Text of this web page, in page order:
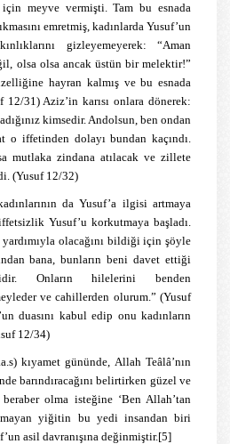
meyve vermişti. Tam bu esnada
emretmiş, kadınlarda Yusuf’un
gizleyemeyerek: “Aman
olsa olsa ancak üstün bir melektir!”
hayran kalmış ve bu esnada
31) Aziz’in karısı onlara dönerek:
kimsedir. Andolsun, ben ondan
o iffetinden dolayı bundan kaçındı.
mutlaka zindana atılacak ve zillete
(Yusuf 12/32)
da Yusuf’a ilgisi artmaya
Yusuf’u korkutmaya başladı.
olacağını bildiği için şöyle
bana, bunların beni davet ettiği
Onların hilelerini benden
ve cahillerden olurum.” (Yusuf
duasını kabul edip onu kadınların
12/34)
kıyamet gününde, Allah Teâlâ’nın
barındıracağını belirtirken güzel ve
olma isteğine ‘Ben Allah’tan
yiğitin bu yedi insandan biri
asil davranışına değinmiştir.[5]